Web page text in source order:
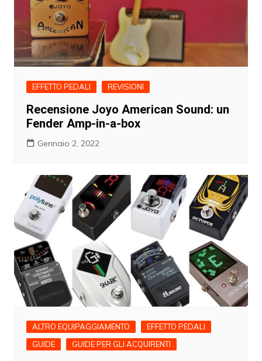
EFFETTO PEDALI REVISIONI
Recensione Joyo American Sound: un
Fender Amp-in-a-box
Gennaio 2, 2022
ALTRO EQUIPAGGIAMENTO
EFFETTO PEDALI
GUIDE
GUIDE PER GLI ACQUIRENTI